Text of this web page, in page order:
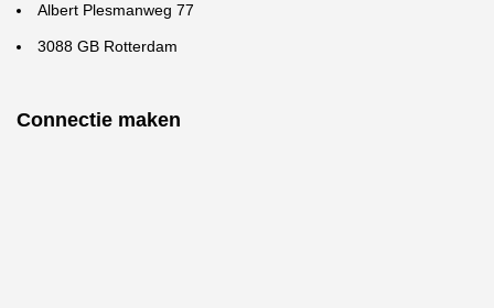
Albert Plesmanweg 77
3088 GB Rotterdam
Connectie maken